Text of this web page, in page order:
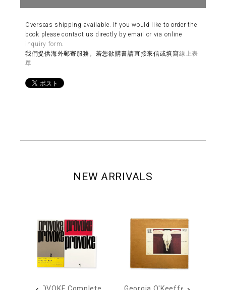
Overseas shipping available. If you would like to order the
book please contact us directly by email or via online
inquiry form.
我們提供海外郵寄服務。若您欲購書請直接來信或填寫線上表
單
NEW ARRIVALS
PROVOKE Complete Georgia O'Keeffe: In